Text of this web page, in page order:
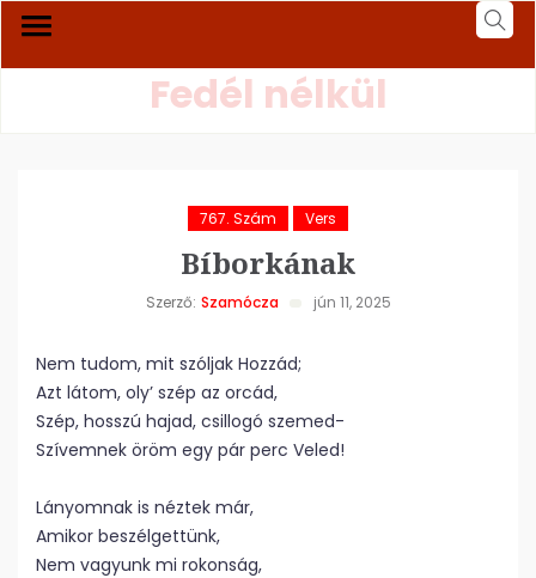
Fedél nélkül
767. Szám Vers
Bíborkának
Szerző: Szamócza jún 11, 2025
Nem tudom, mit szóljak Hozzád;
Azt látom, oly’ szép az orcád,
Szép, hosszú hajad, csillogó szemed-
Szívemnek öröm egy pár perc Veled!
Lányomnak is néztek már,
Amikor beszélgettünk,
Nem vagyunk mi rokonság,